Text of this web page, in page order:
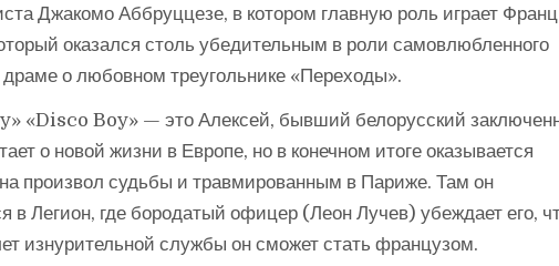
Джакомо Аббруццезе, в котором главную роль играет Франц
оказался столь убедительным в роли самовлюбленного
о любовном треугольнике «Переходы».
«Disco Boy» — это Алексей, бывший белорусский
о новой жизни в Европе, но в конечном итоге оказывается
произвол судьбы и травмированным в Париже. Там он
в Легион, где бородатый офицер (Леон Лучев) убеждает его,
изнурительной службы он сможет стать французом.